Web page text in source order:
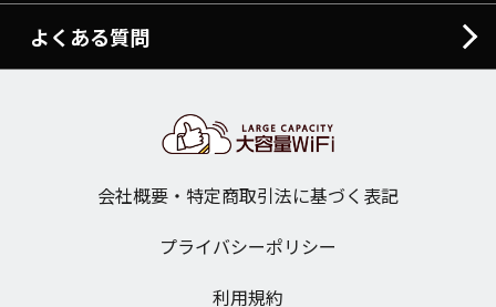
よくある質問
会社概要・特定商取引法に基づく表記
プライバシーポリシー
利用規約